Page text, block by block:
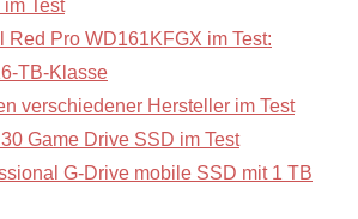
Test
Red Pro WD161KFGX im Test:
TB-Klasse
verschiedener Hersteller im Test
Game Drive SSD im Test
G-Drive mobile SSD mit 1 TB